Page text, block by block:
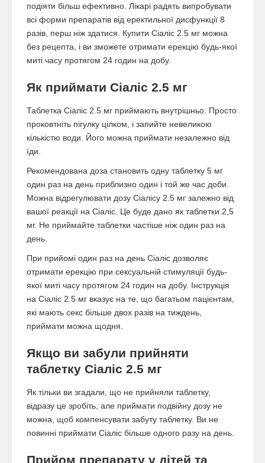
подіяти більш ефективно. Лікарі радять випробувати
всі форми препаратів від еректильної дисфункції 8
разів, перш ніж здатися. Купити Сіаліс 2.5 мг можна
без рецепта, і ви зможете отримати ерекцію будь-якої
миті часу протягом 24 годин на добу.
Як приймати Сіаліс 2.5 мг
Таблетка Сіаліс 2.5 мг приймають внутрішньо. Просто
проковтніть пігулку цілком, і запийте невеликою
кількістю води. Його можна приймати незалежно від
їди.
Рекомендована доза становить одну таблетку 5 мг
один раз на день приблизно один і той же час доби.
Можна відрегулювати дозу Сіалісу 2.5 мг залежно від
вашої реакції на Сіаліс. Це буде дано як таблетки 2,5
мг. Не приймайте таблетки частіше ніж один раз на
день.
При прийомі один раз на день Сіаліс дозволяє
отримати ерекцію при сексуальній стимуляції будь-
якої миті часу протягом 24 годин на добу. Інструкція
на Сіаліс 2.5 мг вказує на те, що багатьом пацієнтам,
які мають секс більше двох разів на тиждень,
приймати можна щодня.
Якщо ви забули прийняти
таблетку Сіаліс 2.5 мг
Як тільки ви згадали, що не прийняли таблетку,
відразу це зробіть, але приймати подвійну дозу не
можна, щоб компенсувати забуту таблетку. Ви не
повинні приймати Сіаліс більше одного разу на день.
Прийом препарату у дітей та